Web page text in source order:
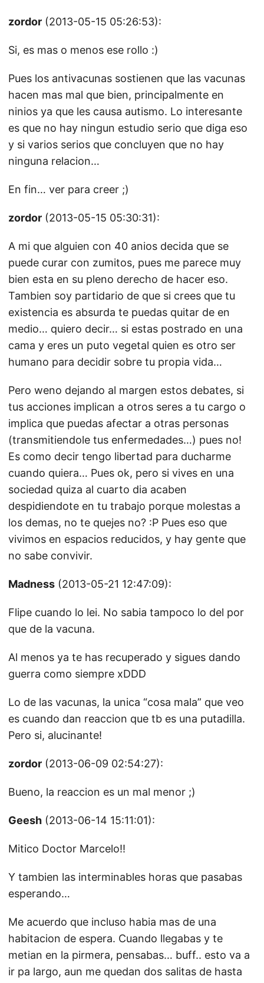
zordor (2013-05-15 05:26:53):
Si, es mas o menos ese rollo :)
Pues los antivacunas sostienen que las vacunas
hacen mas mal que bien, principalmente en
ninios ya que les causa autismo. Lo interesante
es que no hay ningun estudio serio que diga eso
y si varios serios que concluyen que no hay
ninguna relacion…
En fin… ver para creer ;)
zordor (2013-05-15 05:30:31):
A mi que alguien con 40 anios decida que se
puede curar con zumitos, pues me parece muy
bien esta en su pleno derecho de hacer eso.
Tambien soy partidario de que si crees que tu
existencia es absurda te puedas quitar de en
medio… quiero decir… si estas postrado en una
cama y eres un puto vegetal quien es otro ser
humano para decidir sobre tu propia vida…
Pero weno dejando al margen estos debates, si
tus acciones implican a otros seres a tu cargo o
implica que puedas afectar a otras personas
(transmitiendole tus enfermedades…) pues no!
Es como decir tengo libertad para ducharme
cuando quiera… Pues ok, pero si vives en una
sociedad quiza al cuarto dia acaben
despidiendote en tu trabajo porque molestas a
los demas, no te quejes no? :P Pues eso que
vivimos en espacios reducidos, y hay gente que
no sabe convivir.
Madness (2013-05-21 12:47:09):
Flipe cuando lo lei. No sabia tampoco lo del por
que de la vacuna.
Al menos ya te has recuperado y sigues dando
guerra como siempre xDDD
Lo de las vacunas, la unica “cosa mala” que veo
es cuando dan reaccion que tb es una putadilla.
Pero si, alucinante!
zordor (2013-06-09 02:54:27):
Bueno, la reaccion es un mal menor ;)
Geesh (2013-06-14 15:11:01):
Mitico Doctor Marcelo!!
Y tambien las interminables horas que pasabas
esperando…
Me acuerdo que incluso habia mas de una
habitacion de espera. Cuando llegabas y te
metian en la pirmera, pensabas… buff.. esto va a
ir pa largo, aun me quedan dos salitas de hasta